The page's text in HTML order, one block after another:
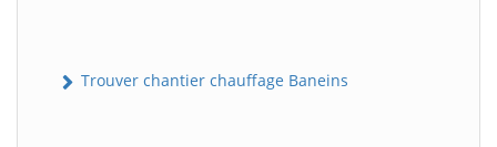
Trouver chantier chauffage Baneins